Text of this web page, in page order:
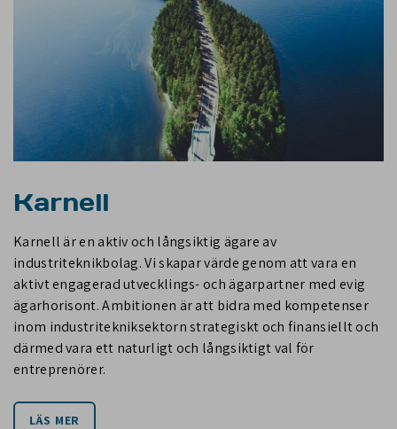
Karnell
Karnell är en aktiv och långsiktig ägare av
industriteknikbolag. Vi skapar värde genom att vara en
aktivt engagerad utvecklings- och ägarpartner med evig
ägarhorisont. Ambitionen är att bidra med kompetenser
inom industritekniksektorn strategiskt och finansiellt och
därmed vara ett naturligt och långsiktigt val för
entreprenörer.
LÄS MER